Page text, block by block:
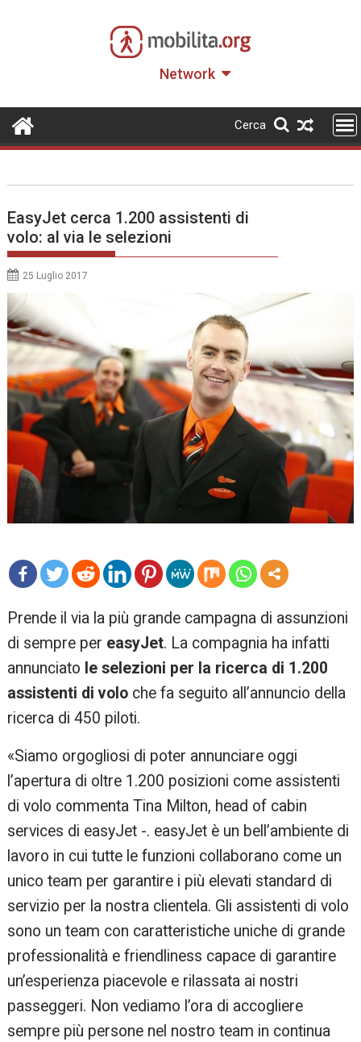
Network
Cerca
EasyJet cerca 1.200 assistenti di
volo: al via le selezioni
25 Luglio 2017
re
Prende il via la più grande campagna di assunzioni
di sempre per easyJet. La compagnia ha infatti
annunciato le selezioni per la ricerca di 1.200
assistenti di volo che fa seguito all’annuncio della
ricerca di 450 piloti.
«Siamo orgogliosi di poter annunciare oggi
l’apertura di oltre 1.200 posizioni come assistenti
di volo commenta Tina Milton, head of cabin
services di easyJet -. easyJet è un bell’ambiente di
lavoro in cui tutte le funzioni collaborano come un
unico team per garantire i più elevati standard di
servizio per la nostra clientela. Gli assistenti di volo
sono un team con caratteristiche uniche di grande
professionalità e friendliness capace di garantire
un’esperienza piacevole e rilassata ai nostri
passeggeri. Non vediamo l’ora di accogliere
sempre più persone nel nostro team in continua